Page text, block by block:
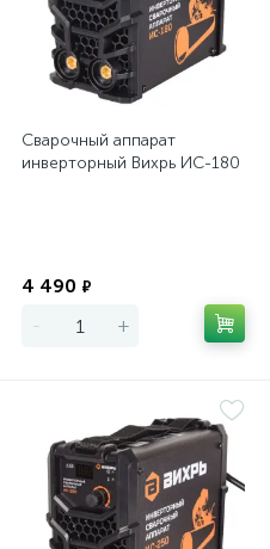
Сварочный аппарат
инверторный Вихрь ИС-180
4 490 ₽
- +